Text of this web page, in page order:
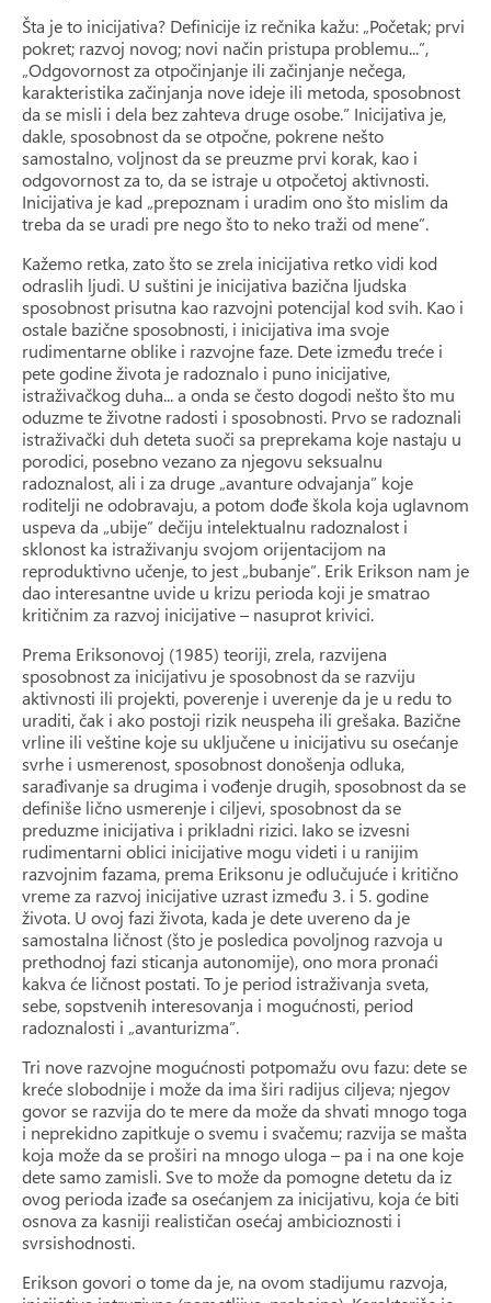
Šta je to inicijativa? Definicije iz rečnika kažu: „Početak; prvi
pokret; razvoj novog; novi način pristupa problemu...”,
„Odgovornost za otpočinjanje ili začinjanje nečega,
karakteristika začinjanja nove ideje ili metoda, sposobnost
da se misli i dela bez zahteva druge osobe.” Inicijativa je,
dakle, sposobnost da se otpočne, pokrene nešto
samostalno, voljnost da se preuzme prvi korak, kao i
odgovornost za to, da se istraje u otpočetoj aktivnosti.
Inicijativa je kad „prepoznam i uradim ono što mislim da
treba da se uradi pre nego što to neko traži od mene”.
Kažemo retka, zato što se zrela inicijativa retko vidi kod
odraslih ljudi. U suštini je inicijativa bazična ljudska
sposobnost prisutna kao razvojni potencijal kod svih. Kao i
ostale bazične sposobnosti, i inicijativa ima svoje
rudimentarne oblike i razvojne faze. Dete između treće i
pete godine života je radoznalo i puno inicijative,
istraživačkog duha... a onda se često dogodi nešto što mu
oduzme te životne radosti i sposobnosti. Prvo se radoznali
istraživački duh deteta suoči sa preprekama koje nastaju u
porodici, posebno vezano za njegovu seksualnu
radoznalost, ali i za druge „avanture odvajanja” koje
roditelji ne odobravaju, a potom dođe škola koja uglavnom
uspeva da „ubije” dečiju intelektualnu radoznalost i
sklonost ka istraživanju svojom orijentacijom na
reproduktivno učenje, to jest „bubanje”. Erik Erikson nam je
dao interesantne uvide u krizu perioda koji je smatrao
kritičnim za razvoj inicijative – nasuprot krivici.
Prema Eriksonovoj (1985) teoriji, zrela, razvijena
sposobnost za inicijativu je sposobnost da se razviju
aktivnosti ili projekti, poverenje i uverenje da je u redu to
uraditi, čak i ako postoji rizik neuspeha ili grešaka. Bazične
vrline ili veštine koje su uključene u inicijativu su osećanje
svrhe i usmerenost, sposobnost donošenja odluka,
sarađivanje sa drugima i vođenje drugih, sposobnost da se
definiše lično usmerenje i ciljevi, sposobnost da se
preduzme inicijativa i prikladni rizici. Iako se izvesni
rudimentarni oblici inicijative mogu videti i u ranijim
razvojnim fazama, prema Eriksonu je odlučujuće i kritično
vreme za razvoj inicijative uzrast između 3. i 5. godine
života. U ovoj fazi života, kada je dete uvereno da je
samostalna ličnost (što je posledica povoljnog razvoja u
prethodnoj fazi sticanja autonomije), ono mora pronaći
kakva će ličnost postati. To je period istraživanja sveta,
sebe, sopstvenih interesovanja i mogućnosti, period
radoznalosti i „avanturizma”.
Tri nove razvojne mogućnosti potpomažu ovu fazu: dete se
kreće slobodnije i može da ima širi radijus ciljeva; njegov
govor se razvija do te mere da može da shvati mnogo toga
i neprekidno zapitkuje o svemu i svačemu; razvija se mašta
koja može da se proširi na mnogo uloga – pa i na one koje
dete samo zamisli. Sve to može da pomogne detetu da iz
ovog perioda izađe sa osećanjem za inicijativu, koja će biti
osnova za kasniji realističan osećaj ambicioznosti i
svrsishodnosti.
Erikson govori o tome da je, na ovom stadijumu razvoja,